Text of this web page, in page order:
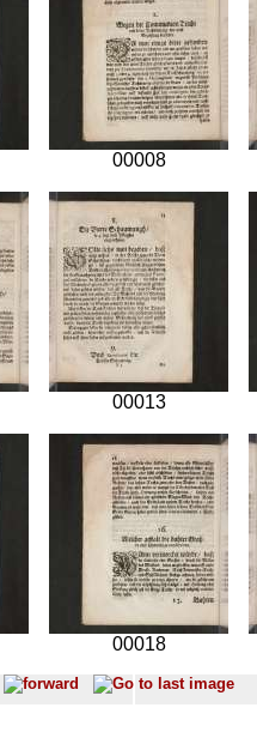
00008
00013
00018